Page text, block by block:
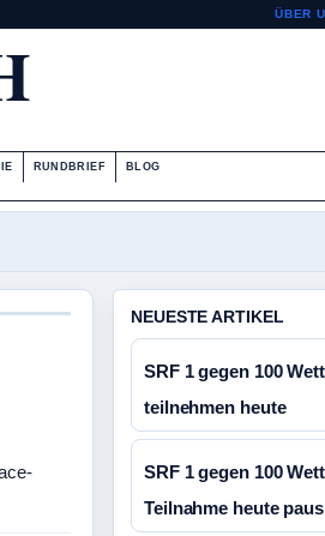
ÜBER
RUNDBRIEF BLOG
NEUESTE ARTIKEL
SRF 1 gegen 100
teilnehmen heute
SRF 1 gegen 100
Teilnahme heute